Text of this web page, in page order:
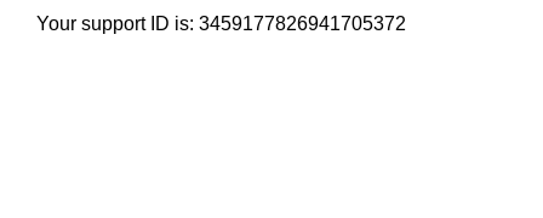
Your support ID is: 3459177826941705372